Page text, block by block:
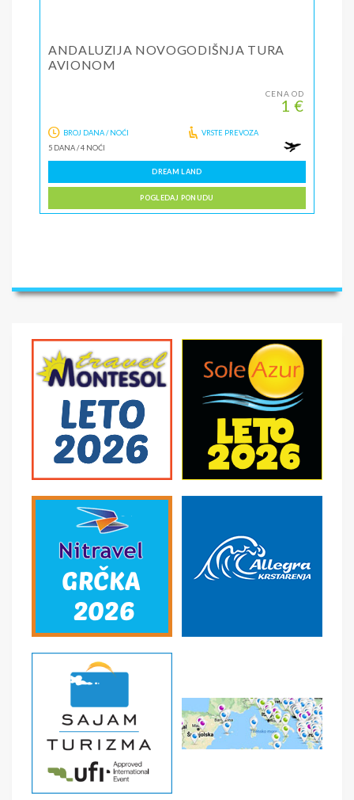
ANDALUZIJA NOVOGODIŠNJA TURA
AVIONOM
CENA OD
1 €
BROJ DANA / NOĆI
5 DANA/4 NOĆI
VRSTE PREVOZA
DREAM LAND
POGLEDAJ PONUDU